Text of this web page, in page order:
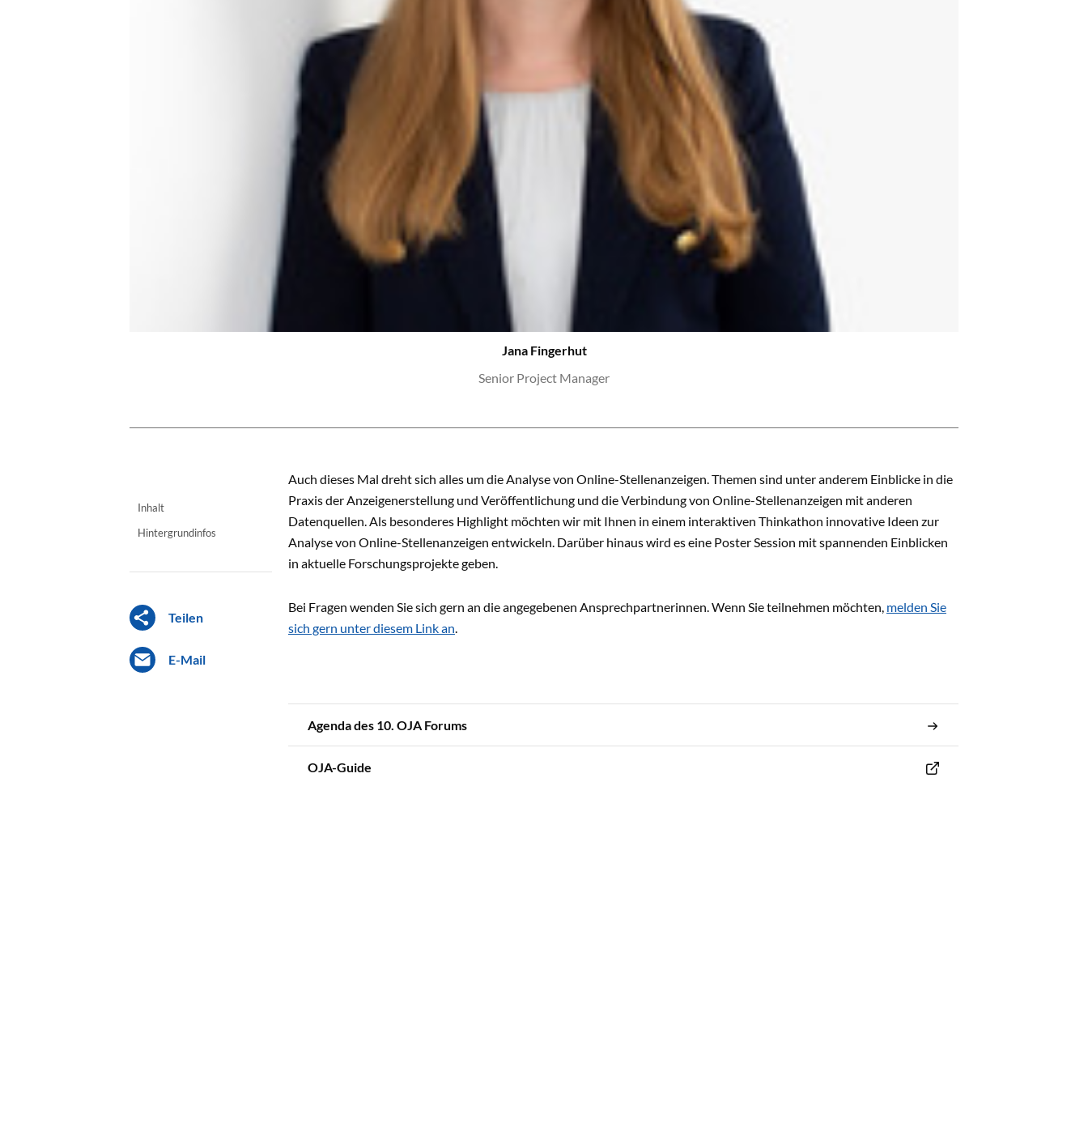
Jana Fingerhut
Senior Project Manager
Inhalt
Hintergrundinfos
Teilen
E-Mail
INHALT
Auch dieses Mal dreht sich alles um die Analyse von Online-Stellenanzeigen. Themen sind unter anderem Einblicke in die
Praxis der Anzeigenerstellung und Veröffentlichung und die Verbindung von Online-Stellenanzeigen mit anderen
Datenquellen. Als besonderes Highlight möchten wir mit Ihnen in einem interaktiven Thinkathon innovative Ideen zur
Analyse von Online-Stellenanzeigen entwickeln. Darüber hinaus wird es eine Poster Session mit spannenden Einblicken
in aktuelle Forschungsprojekte geben.
Bei Fragen wenden Sie sich gern an die angegebenen Ansprechpartnerinnen. Wenn Sie teilnehmen möchten, melden Sie
sich gern unter diesem Link an.
Agenda des 10. OJA Forums
OJA-Guide